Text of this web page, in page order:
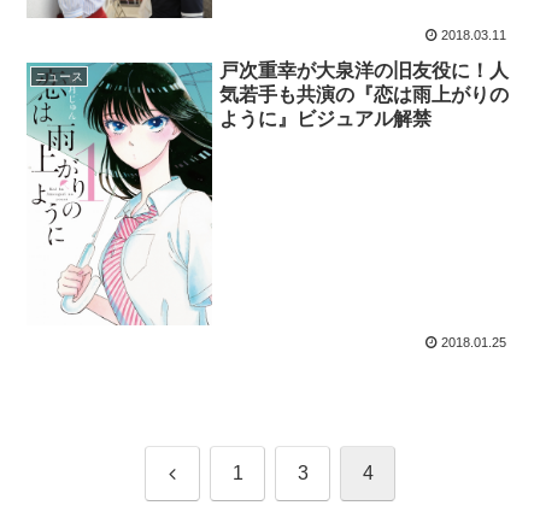
2018.03.11
ニュース
戸次重幸が大泉洋の旧友役に！人
気若手も共演の『恋は雨上がりの
ように』ビジュアル解禁
2018.01.25
前 1 3 4